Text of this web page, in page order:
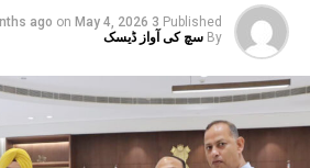
Published
3 months ago
on May 4, 2026
By سچ کی آواز ڈیسک